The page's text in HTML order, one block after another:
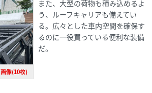
画像(10枚)
また、大型の荷物も積み込めるよ
う、ルーフキャリアも備えてい
る。広々とした車内空間を確保す
るのに一役買っている便利な装備
だ。